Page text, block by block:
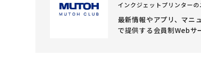
インクジェットプリンター
最新情報やアプリ、マニ
で提供する会員制Webサ